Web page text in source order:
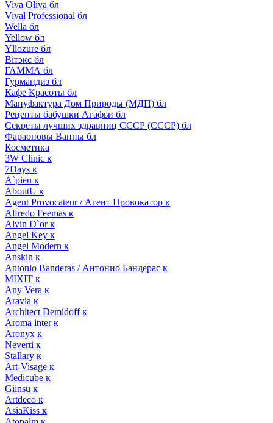
Viva Oliva бл
Vival Professional бл
Wella бл
Yellow бл
Yllozure бл
Вiтэкс бл
ГАММА бл
Гурмандиз бл
Кафе Красоты бл
Мануфактура Дом Природы (МДП) бл
Рецепты бабушки Агафьи бл
Секреты лучших здравниц СССР (СССР) бл
Фараоновы Ванны бл
Косметика
3W Clinic к
7Days к
A`pieu к
AboutU к
Agent Provocateur / Агент Провокатор к
Alfredo Feemas к
Alvin D`or к
Angel Key к
Angel Modern к
Anskin к
Antonio Banderas / Антонио Бандерас к
MIXIT к
Any Vera к
Aravia к
Architect Demidoff к
Aroma inter к
Aronyx к
Neverti к
Stallary к
Art-Visage к
Medicube к
Giinsu к
Artdeco к
AsiaKiss к